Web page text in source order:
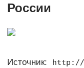
России
Источник:
http://